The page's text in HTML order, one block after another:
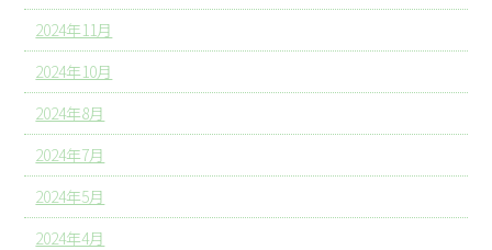
2024年11月
2024年10月
2024年8月
2024年7月
2024年5月
2024年4月